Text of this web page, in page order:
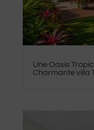
Une Oasis
Charmante villa